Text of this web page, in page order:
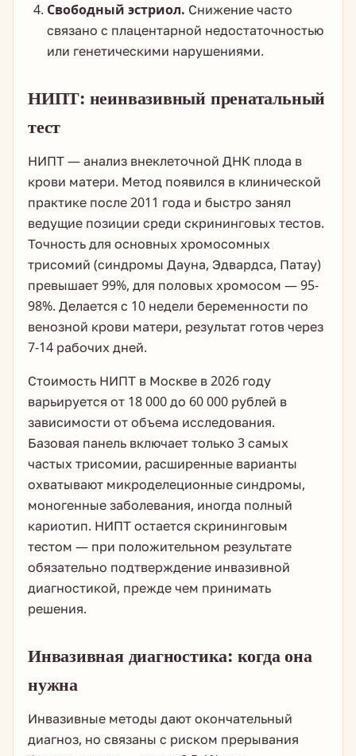
Свободный эстриол. Снижение часто
связано с плацентарной недостаточностью
или генетическими нарушениями.
НИПТ: неинвазивный пренатальный
тест
НИПТ — анализ внеклеточной ДНК плода в
крови матери. Метод появился в клинической
практике после 2011 года и быстро занял
ведущие позиции среди скрининговых тестов.
Точность для основных хромосомных
трисомий (синдромы Дауна, Эдвардса, Патау)
превышает 99%, для половых хромосом — 95-
98%. Делается с 10 недели беременности по
венозной крови матери, результат готов через
7-14 рабочих дней.
Стоимость НИПТ в Москве в 2026 году
варьируется от 18 000 до 60 000 рублей в
зависимости от объема исследования.
Базовая панель включает только 3 самых
частых трисомии, расширенные варианты
охватывают микроделеционные синдромы,
моногенные заболевания, иногда полный
кариотип. НИПТ остается скрининговым
тестом — при положительном результате
обязательно подтверждение инвазивной
диагностикой, прежде чем принимать
решения.
Инвазивная диагностика: когда она
нужна
Инвазивные методы дают окончательный
диагноз, но связаны с риском прерывания